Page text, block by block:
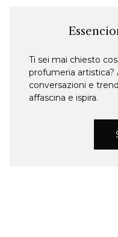
Ti sei mai chiesto
profumeria
conversazioni e
affascina e ispira.